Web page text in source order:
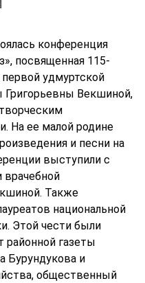
конференция
посвященная 115-
удмуртской
Григорьевны Векшиной,
На ее малой родине
и песни на
выступили с
врачебной
Также
национальной
Этой чести были
районной газеты
Бурундукова и
общественный